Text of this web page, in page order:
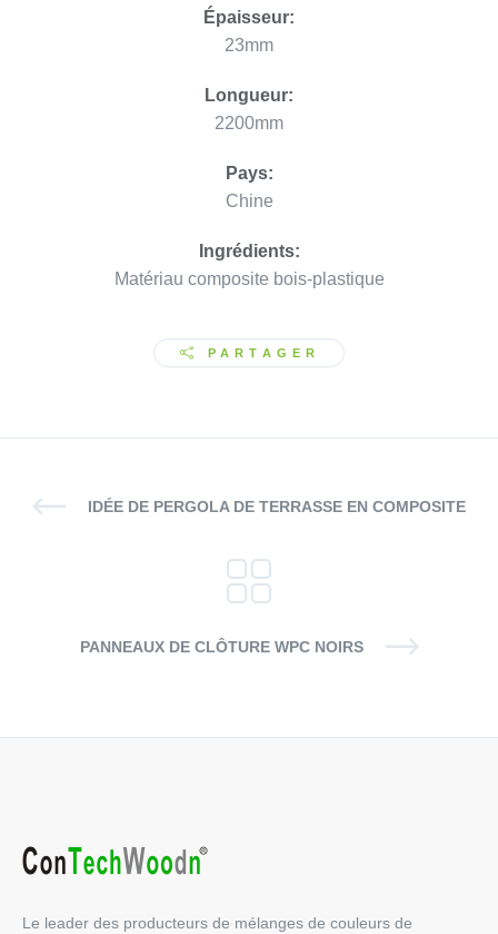
Épaisseur:
23mm
Longueur:
2200mm
Pays:
Chine
Ingrédients:
Matériau composite bois-plastique
PARTAGER
IDÉE DE PERGOLA DE TERRASSE EN COMPOSITE
PANNEAUX DE CLÔTURE WPC NOIRS
Le leader des producteurs de mélanges de couleurs de